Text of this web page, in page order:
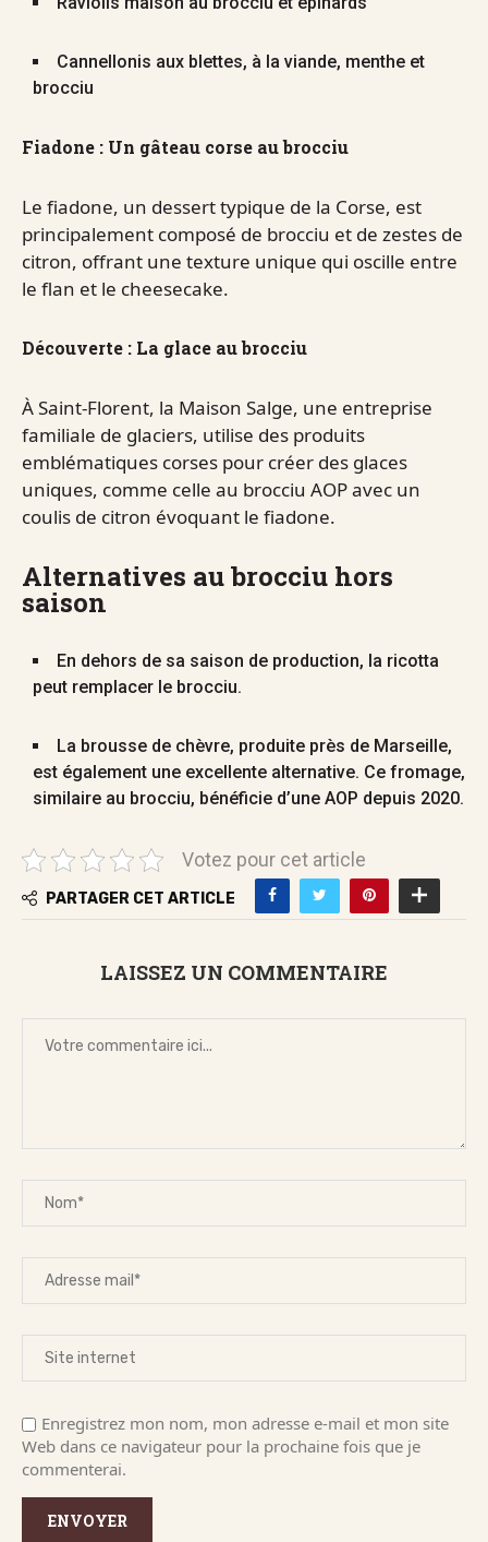
Cannellonis aux blettes, à la viande, menthe et
brocciu
Fiadone : Un gâteau corse au brocciu
Le fiadone, un dessert typique de la Corse, est
principalement composé de brocciu et de zestes de
citron, offrant une texture unique qui oscille entre
le flan et le cheesecake.
Découverte : La glace au brocciu
À Saint-Florent, la Maison Salge, une entreprise
familiale de glaciers, utilise des produits
emblématiques corses pour créer des glaces
uniques, comme celle au brocciu AOP avec un
coulis de citron évoquant le fiadone.
Alternatives au brocciu hors
saison
En dehors de sa saison de production, la ricotta
peut remplacer le brocciu.
La brousse de chèvre, produite près de Marseille,
est également une excellente alternative. Ce fromage,
similaire au brocciu, bénéficie d’une AOP depuis 2020.
Votez pour cet article
PARTAGER CET ARTICLE
LAISSEZ UN COMMENTAIRE
Enregistrez mon nom, mon adresse e-mail et mon site
Web dans ce navigateur pour la prochaine fois que je
commenterai.